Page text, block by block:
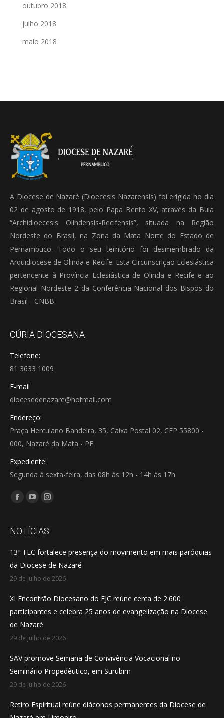
outubro 2018
julho 2018
maio 2018
A Diocese de Nazaré (Dioecesis Nazarensis) foi erigida no dia
02 de agosto de 1918, pelo Papa Bento XV, através da Bula
“Archidioecesis Olindensis-Recifensis”, situada na Região
Nordeste do Brasil, na Zona da Mata Norte do Estado de
Pernambuco. Todo o seu território foi desmembrado da
Arquidiocese de Olinda e Recife. Esta Circunscrição Eclesiástica
pertencente à Província Eclesiástica de Olinda e Recife e ao
Regional Nordeste 2 da Conferência Nacional dos Bispos do
Brasil - CNBB.
CÚRIA DIOCESANA
Telefone:
81 3633 1009
E-mail
diocesedenazare@hotmail.com
Endereço:
Praça Herculano Bandeira, 35, Caixa Postal 02, CEP 55800 -
000, Nazaré da Mata - PE
Expediente:
Segunda à sexta-feira, das 08h às 12h - 14h às 17h
Encontre-nos em:
Facebook
opens
new
window
YouTube
opens
new
window
Instagram
opens
new
window
NOTÍCIAS
13º TLC fortalece presença do movimento em mais paróquias
da Diocese de Nazaré
29 de julho de 2026
XI Encontrão Diocesano do EJC reúne cerca de 2.600
participantes e celebra 25 anos de evangelização na Diocese
de Nazaré
29 de julho de 2026
SAV promove Semana de Convivência Vocacional no
Seminário Propedêutico, em Surubim
29 de julho de 2026
Retiro Espiritual reúne diáconos permanentes da Diocese de